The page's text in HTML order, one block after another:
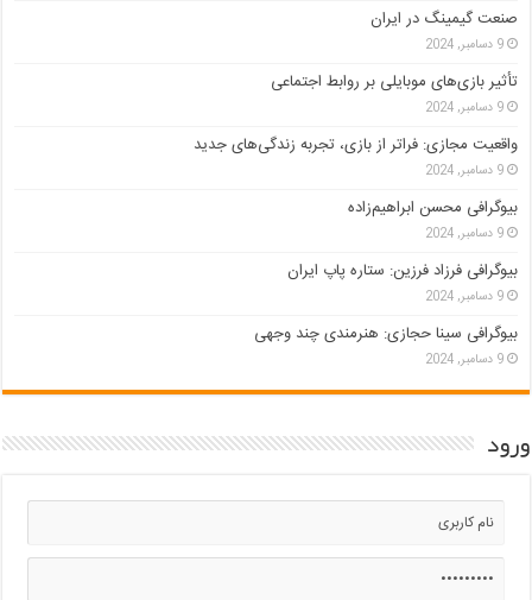
صنعت گیمینگ در ایران
9 دسامبر, 2024
تأثیر بازی‌های موبایلی بر روابط اجتماعی
9 دسامبر, 2024
واقعیت مجازی: فراتر از بازی، تجربه زندگی‌های جدید
9 دسامبر, 2024
بیوگرافی محسن ابراهیم‌زاده
9 دسامبر, 2024
بیوگرافی فرزاد فرزین: ستاره پاپ ایران
9 دسامبر, 2024
بیوگرافی سینا حجازی: هنرمندی چند وجهی
9 دسامبر, 2024
ورود